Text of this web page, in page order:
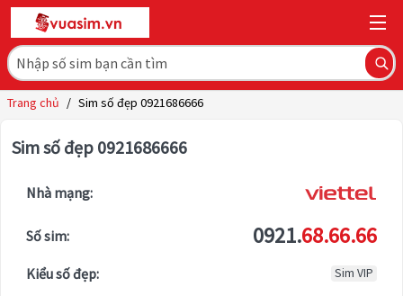
Trang chủ / Sim số đẹp 0921686666
Sim số đẹp 0921686666
Nhà mạng:
Số sim: 0921.68.66.66
Kiểu số đẹp: Sim VIP